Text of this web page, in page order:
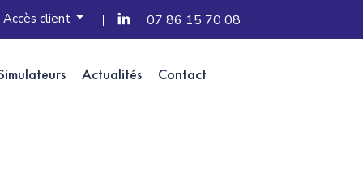
Accès client 07 86 15 70 08
Actualités Contact